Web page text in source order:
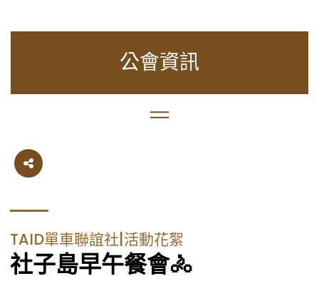
公會資訊
TAID單車聯誼社|活動花絮
社子島早午餐會🚴